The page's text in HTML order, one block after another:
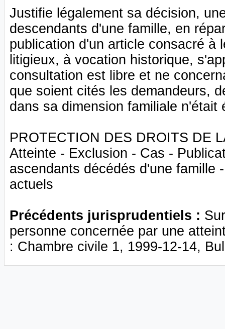
Justifie légalement sa décision,
descendants d'une famille, en
publication d'un article consacré à
litigieux, à vocation historique,
consultation est libre et ne
que soient cités les demandeurs,
dans sa dimension familiale n'était
PROTECTION DES DROITS DE
Atteinte - Exclusion - Cas -
ascendants décédés d'une famille
actuels
Précédents jurisprudentiels :
personne concernée par une
: Chambre civile 1, 1999-12-14,